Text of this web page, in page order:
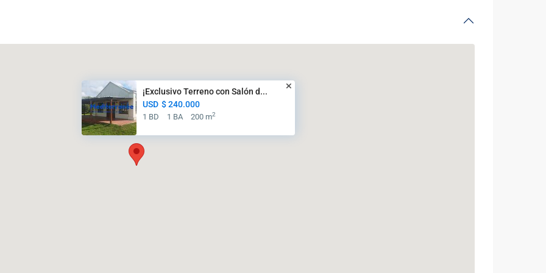
¡Exclusivo Terreno con Salón d...
USD $ 240.000
1 BD 1 BA 200 m2